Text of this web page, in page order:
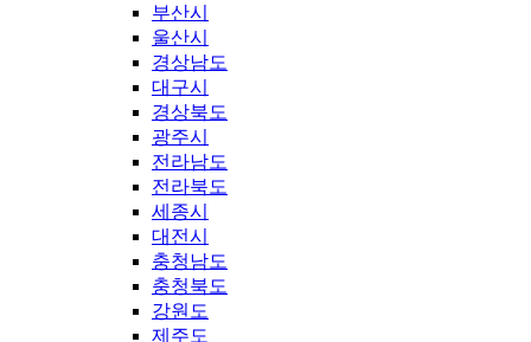
부산시
울산시
경상남도
대구시
경상북도
광주시
전라남도
전라북도
세종시
대전시
충청남도
충청북도
강원도
제주도